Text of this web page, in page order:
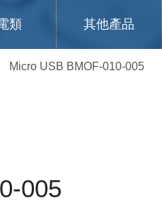
類 其他產品
Micro USB BMOF-010-005
005